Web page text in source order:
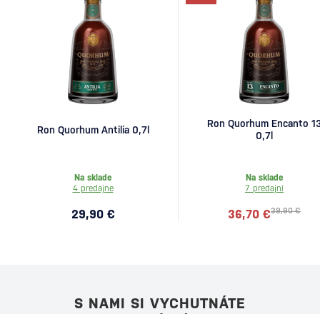
Ron Quorhum Antilia 0,7l
Na sklade
4 predajne
29,90 €
Ron Quorhum Encanto
0,7l
Na sklade
7 predajní
39,90 €
36,70 €
S NAMI SI VYCHUTNÁTE